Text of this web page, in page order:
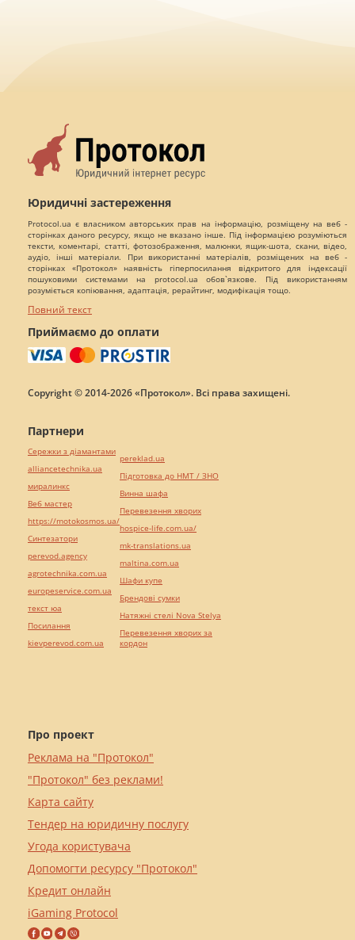
Юридичні застереження
Protocol.ua є власником авторських прав на інформацію, розміщену на веб -
сторінках даного ресурсу, якщо не вказано інше. Під інформацією розуміються
тексти, коментарі, статті, фотозображення, малюнки, ящик-шота, скани, відео,
аудіо, інші матеріали. При використанні матеріалів, розміщених на веб -
сторінках «Протокол» наявність гіперпосилання відкритого для індексації
пошуковими системами на protocol.ua обов`язкове. Під використанням
розуміється копіювання, адаптація, рерайтинг, модифікація тощо.
Повний текст
Приймаємо до оплати
Copyright © 2014-2026 «Протокол». Всі права захищені.
Про проект
Реклама на "Протокол"
"Протокол" без реклами!
Карта сайту
Тендер на юридичну послугу
Угода користувача
Допомогти ресурсу "Протокол"
Кредит онлайн
iGaming Protocol
Партнери
Сережки з діамантами
alliancetechnika.ua
миралинкс
Веб мастер
https://motokosmos.ua/
Синтезатори
perevod.agency
agrotechnika.com.ua
europeservice.com.ua
текст юа
Посилання
kievperevod.com.ua
pereklad.ua
Підготовка до НМТ / ЗНО
Винна шафа
Перевезення хворих
hospice-life.com.ua/
mk-translations.ua
maltina.com.ua
Шафи купе
Брендові сумки
Натяжні стелі Nova Stelya
Перевезення хворих за
кордон